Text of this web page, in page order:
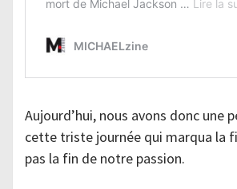
Aujourd’hui, nous avons donc une
cette triste journée qui marqua la
pas la fin de notre passion.